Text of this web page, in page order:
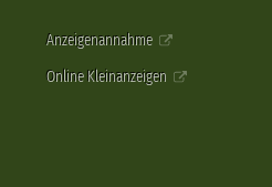
Anzeigenannahme
Online Kleinanzeigen